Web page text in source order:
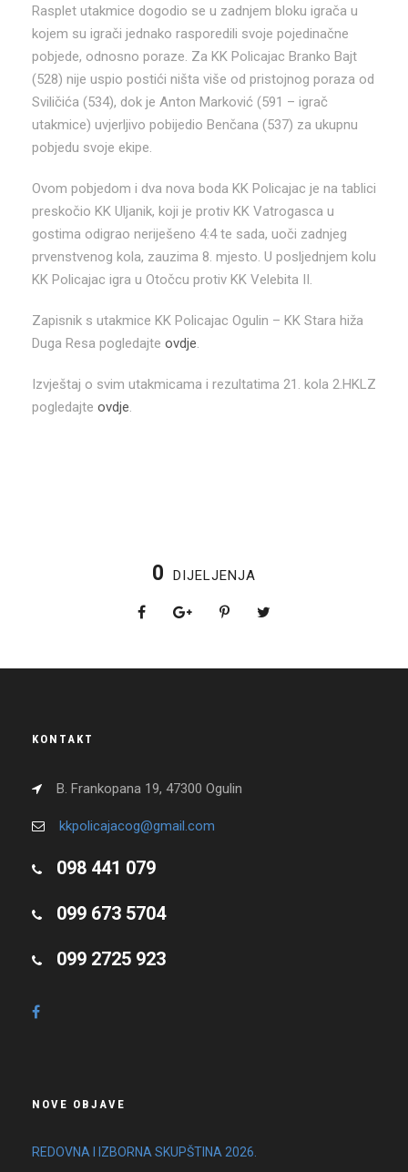
Rasplet utakmice dogodio se u zadnjem bloku igrača u
kojem su igrači jednako rasporedili svoje pojedinačne
pobjede, odnosno poraze. Za KK Policajac Branko Bajt
(528) nije uspio postići ništa više od pristojnog poraza od
Sviličića (534), dok je Anton Marković (591 – igrač
utakmice) uvjerljivo pobijedio Benčana (537) za ukupnu
pobjedu svoje ekipe.
Ovom pobjedom i dva nova boda KK Policajac je na tablici
preskočio KK Uljanik, koji je protiv KK Vatrogasca u
gostima odigrao neriješeno 4:4 te sada, uoči zadnjeg
prvenstvenog kola, zauzima 8. mjesto. U posljednjem kolu
KK Policajac igra u Otočcu protiv KK Velebita II.
Zapisnik s utakmice KK Policajac Ogulin – KK Stara hiža
Duga Resa pogledajte ovdje
Izvještaj o svim utakmicama i rezultatima 21. kola 2.HKLZ
pogledajte ovdje
0 DIJELJENJA
KONTAKT
B. Frankopana 19, 47300 Ogulin
kkpolicajacog@gmail.com
098 441 079
099 673 5704
099 2725 923
NOVE OBJAVE
REDOVNA I IZBORNA SKUPŠTINA 2026.